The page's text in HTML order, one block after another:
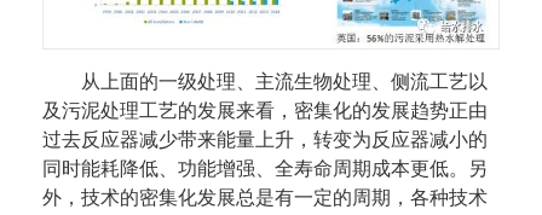
从上面的一级处理、主流生物处理、侧流工艺以
及污泥处理工艺的发展来看，密集化的发展趋势正由
过去反应器减少带来能量上升，转变为反应器减小的
同时能耗降低、功能增强、全寿命周期成本更低。另
外，技术的密集化发展总是有一定的周期，各种技术